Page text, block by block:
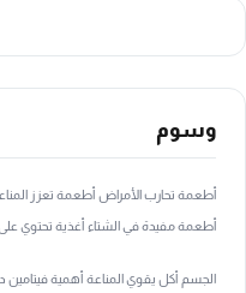
وسوم
أطعمة تحارب الأمراض أطعمة تعزز
أطعمة مفيدة في الشتاء أغذية تحتوي
الجسم أكل يقوي المناعة أهمية فيتامين د